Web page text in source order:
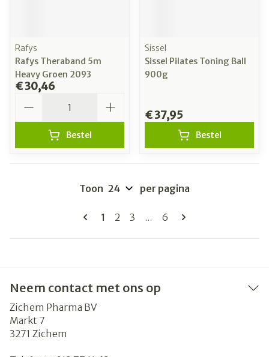
Rafys
Rafys Theraband 5m
Heavy Groen 2093
€ 30,46
Bestel
Sissel
Sissel Pilates Toning Ball
900g
€ 37,95
Bestel
Pagina's
U lees momenteel pagina
1 Pagina
2 Pagina
3 ... Pagina
6
Toon per pagina
Neem contact met ons op
Zichem Pharma BV
Markt 7
3271 Zichem